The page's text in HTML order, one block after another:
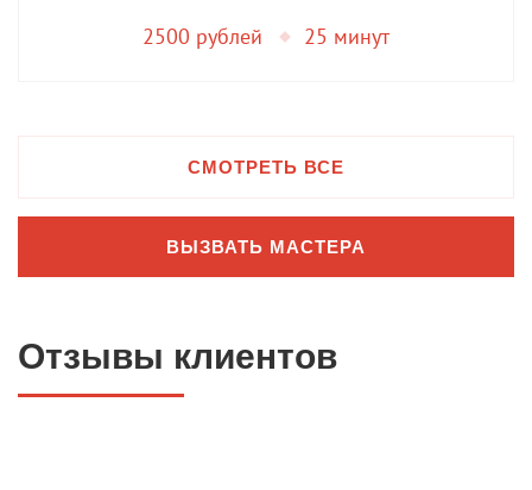
2500 рублей 25 минут
СМОТРЕТЬ ВСЕ
ВЫЗВАТЬ МАСТЕРА
Отзывы клиентов